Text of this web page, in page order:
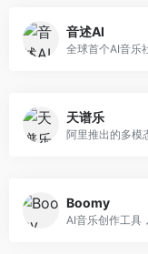
音述AI
天谱乐
Boomy